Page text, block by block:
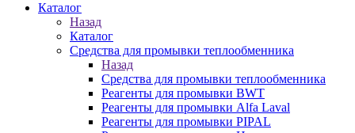
Каталог
Назад
Каталог
Средства для промывки теплообменника
Назад
Средства для промывки теплообменника
Реагенты для промывки BWT
Реагенты для промывки Alfa Laval
Реагенты для промывки PIPAL